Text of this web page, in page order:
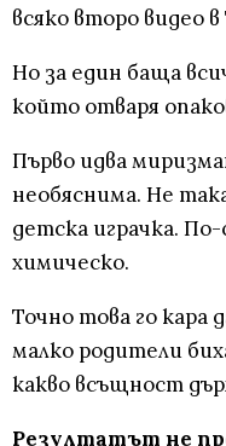
всяко второ видео
Но за един баща
който отваря
Първо идва
необяснима. Не
детска играчка.
химическо.
Точно това го кара
малко родители
какво всъщност
Резултатът не